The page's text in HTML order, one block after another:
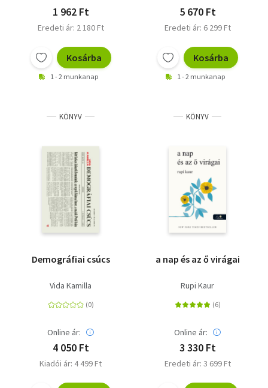
1 962 Ft
Eredeti ár: 2 180 Ft
Kosárba
1 - 2 munkanap
5 670 Ft
Eredeti ár: 6 299 Ft
Kosárba
1 - 2 munkanap
KÖNYV
Demográfiai csúcs
Vida Kamilla
Online ár:
4 050 Ft
Kiadói ár: 4 499 Ft
KÖNYV
a nap és az ő virágai
Rupi Kaur
Online ár:
3 330 Ft
Eredeti ár: 3 699 Ft